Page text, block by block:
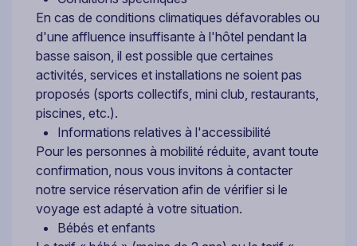
En cas de conditions climatiques défavorables ou
d'une affluence insuffisante à l'hôtel pendant la
basse saison, il est possible que certaines
activités, services et installations ne soient pas
proposés (sports collectifs, mini club, restaurants,
piscines, etc.).
Informations relatives à l'accessibilité
Pour les personnes à mobilité réduite, avant toute
confirmation, nous vous invitons à contacter
notre service réservation afin de vérifier si le
voyage est adapté à votre situation.
Bébés et enfants